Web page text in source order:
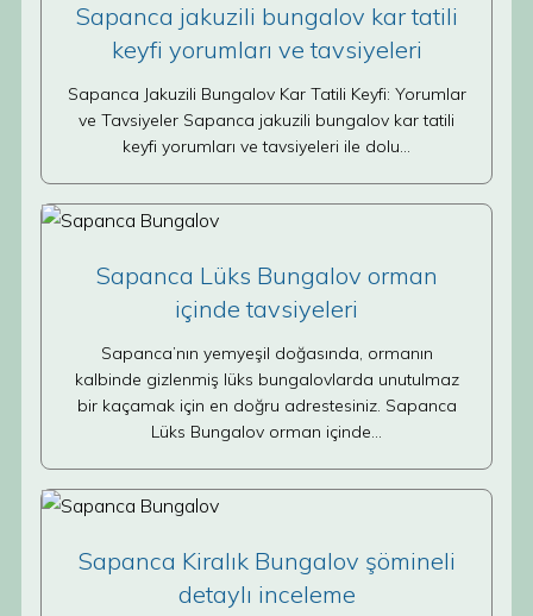
Sapanca jakuzili bungalov kar tatili
keyfi yorumları ve tavsiyeleri
Sapanca Jakuzili Bungalov Kar Tatili Keyfi: Yorumlar
ve Tavsiyeler Sapanca jakuzili bungalov kar tatili
keyfi yorumları ve tavsiyeleri ile dolu…
Sapanca Lüks Bungalov orman
içinde tavsiyeleri
Sapanca’nın yemyeşil doğasında, ormanın
kalbinde gizlenmiş lüks bungalovlarda unutulmaz
bir kaçamak için en doğru adrestesiniz. Sapanca
Lüks Bungalov orman içinde…
Sapanca Kiralık Bungalov şömineli
detaylı inceleme